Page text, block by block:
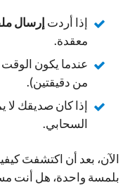
إذا أردت إرسال
معقدة.
عندما يكون
من دقيقتين).
إذا كان صديقك
السحابي.
الآن، بعد أن اكتشفتَ
بلمسة واحدة، هل أنت